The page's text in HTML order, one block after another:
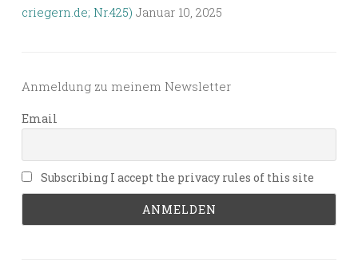
criegern.de; Nr.425) Januar 10, 2025
Anmeldung zu meinem Newsletter
Email
Subscribing I accept the privacy rules of this site